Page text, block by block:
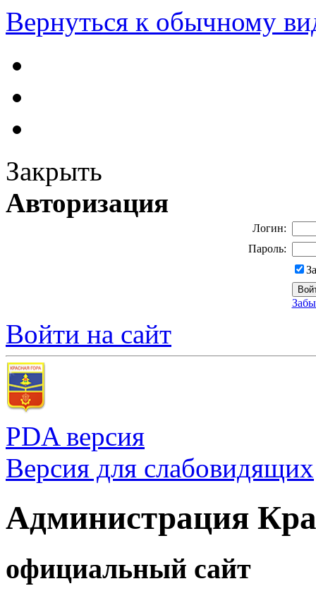
Вернуться к обычному
Закрыть
Авторизация
Логин:
Пароль:
Войти на сайт
PDA версия
Версия для слабовидящих
Администрация
официальный сайт